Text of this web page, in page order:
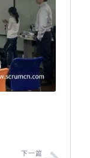
下一篇